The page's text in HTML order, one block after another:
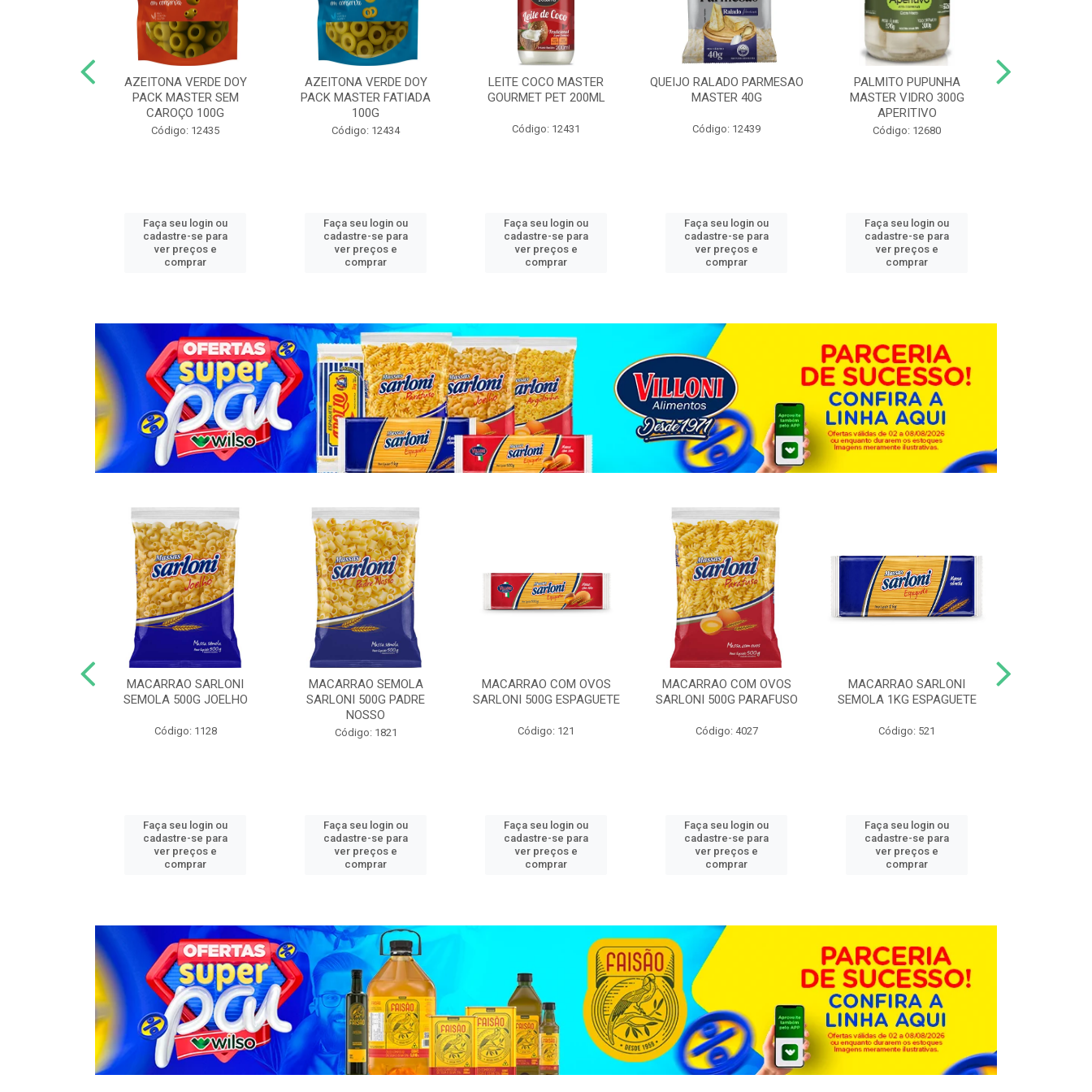
AZEITONA VERDE DOY
PACK MASTER SEM
CAROÇO 100G
Código: 12435
Faça seu login ou
cadastre-se para
ver preços e
comprar
AZEITONA VERDE DOY
PACK MASTER FATIADA
100G
Código: 12434
Faça seu login ou
cadastre-se para
ver preços e
comprar
LEITE COCO MASTER
GOURMET PET 200ML
Código: 12431
Faça seu login ou
cadastre-se para
ver preços e
comprar
QUEIJO RALADO PARMESAO
MASTER 40G
Código: 12439
Faça seu login ou
cadastre-se para
ver preços e
comprar
PALMITO PUPUNHA
MASTER VIDRO 300G
APERITIVO
Código: 12680
Faça seu login ou
cadastre-se para
ver preços e
comprar
MACARRAO SARLONI
SEMOLA 500G JOELHO
Código: 1128
Faça seu login ou
cadastre-se para
ver preços e
comprar
MACARRAO SEMOLA
SARLONI 500G PADRE
NOSSO
Código: 1821
Faça seu login ou
cadastre-se para
ver preços e
comprar
MACARRAO COM OVOS
SARLONI 500G ESPAGUETE
Código: 121
Faça seu login ou
cadastre-se para
ver preços e
comprar
MACARRAO COM OVOS
SARLONI 500G PARAFUSO
Código: 4027
Faça seu login ou
cadastre-se para
ver preços e
comprar
MACARRAO SARLONI
SEMOLA 1KG ESPAGUETE
Código: 521
Faça seu login ou
cadastre-se para
ver preços e
comprar